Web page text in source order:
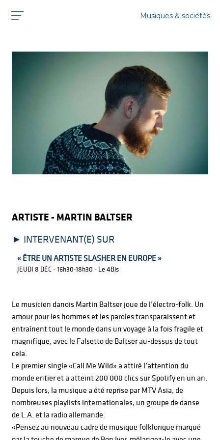
ARTISTE - MARTIN BALTSER
INTERVENANT(E) SUR
« ÊTRE UN ARTISTE SLASHER EN EUROPE »
JEUDI 8 DÉC - 16h30-18h30 - Le 4Bis
Le musicien danois Martin Baltser joue de l’électro-folk. Un
amour pour les hommes et les paroles transparaissent et
entraînent tout le monde dans un voyage à la fois fragile et
magnifique, avec le Falsetto de Baltser au-dessus de tout
cela.
Le premier single «Call Me Wild» a attiré l’attention du
monde entier et a atteint 200 000 clics sur Spotify en un an.
Depuis lors, la musique a été reprise par MTV Asia, de
nombreuses playlists internationales, un groupe de danse
de L.A. et la radio allemande.
«Pensez au nouveau cadre de musique folklorique marqué
Musiques & sociétés